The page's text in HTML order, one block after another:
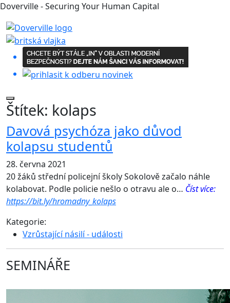
Doverville - Securing Your Human Capital
Štítek: kolaps
Davová psychóza jako důvod
kolapsu studentů
28. června 2021
20 žáků střední policejní školy Sokolově začalo náhle
kolabovat. Podle policie nešlo o otravu ale o… Číst více:
https://bit.ly/hromadny_kolaps
Kategorie:
Vzrůstající násilí - události
SEMINÁŘE